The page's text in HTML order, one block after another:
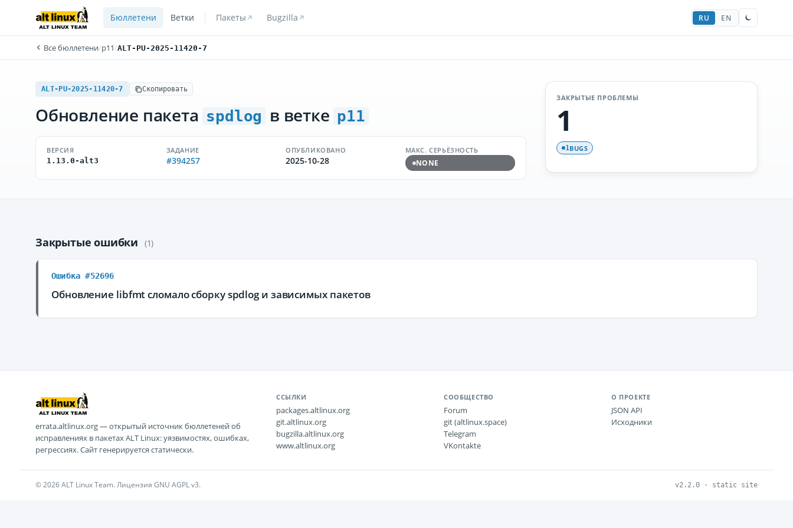
Бюллетени Ветки Пакеты Bugzilla RU EN
Все бюллетени/p11/ALT-PU-2025-11420-7
ALT-PU-2025-11420-7 Скопировать
Обновление пакета spdlog в ветке p11
ВЕРСИЯ
1.13.0-alt3
ЗАДАНИЕ
#394257
ОПУБЛИКОВАНО
2025-10-28
МАКС. СЕРЬЁЗНОСТЬ
NONE
ЗАКРЫТЫЕ ПРОБЛЕМЫ
1
1BUGS
Закрытые ошибки (1)
Ошибка #52696
Обновление libfmt сломало сборку spdlog и зависимых пакетов
errata.altlinux.org — открытый источник бюллетеней об
исправлениях в пакетах ALT Linux: уязвимостях, ошибках,
регрессиях. Сайт генерируется статически.
ССЫЛКИ
packages.altlinux.org
git.altlinux.org
bugzilla.altlinux.org
www.altlinux.org
СООБЩЕСТВО
Forum
git (altlinux.space)
Telegram
VKontakte
О ПРОЕКТЕ
JSON API
Исходники
© 2026 ALT Linux Team. Лицензия GNU AGPL v3. v2.2.0 · static site